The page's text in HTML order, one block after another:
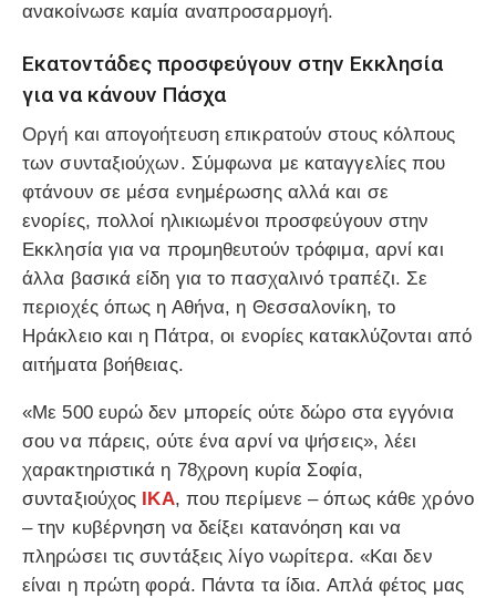
ανακοίνωσε καμία αναπροσαρμογή.
Εκατοντάδες προσφεύγουν στην Εκκλησία
για να κάνουν Πάσχα
Οργή και απογοήτευση επικρατούν στους κόλπους
των συνταξιούχων. Σύμφωνα με καταγγελίες που
φτάνουν σε μέσα ενημέρωσης αλλά και σε
ενορίες, πολλοί ηλικιωμένοι προσφεύγουν στην
Εκκλησία για να προμηθευτούν τρόφιμα, αρνί και
άλλα βασικά είδη για το πασχαλινό τραπέζι. Σε
περιοχές όπως η Αθήνα, η Θεσσαλονίκη, το
Ηράκλειο και η Πάτρα, οι ενορίες κατακλύζονται από
αιτήματα βοήθειας.
«Με 500 ευρώ δεν μπορείς ούτε δώρο στα εγγόνια
σου να πάρεις, ούτε ένα αρνί να ψήσεις», λέει
χαρακτηριστικά η 78χρονη κυρία Σοφία,
συνταξιούχος
ΙΚΑ, που περίμενε – όπως κάθε χρόνο
– την κυβέρνηση να δείξει κατανόηση και να
πληρώσει τις συντάξεις λίγο νωρίτερα. «Και δεν
είναι η πρώτη φορά. Πάντα τα ίδια. Απλά φέτος μας